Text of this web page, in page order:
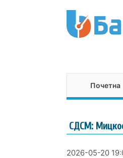
Почетна
СДСМ:
2026-05-20